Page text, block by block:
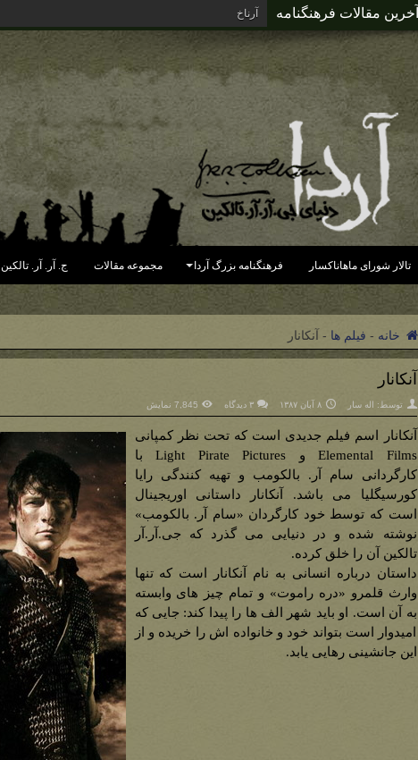
آخرین مقالات فرهنگنامه آرناخ (دره پرگل غرب میناس تی‌ریت)
تالار شورای ماهاناکسار فرهنگنامه بزرگ آردا مجموعه مقالات ج. آر. آر. تالکین
خانه - فیلم ها - آنکانار
آنکانار
توسط: اله سار ۸ آبان ۱۳۸۷ ۳ دیدگاه 7,845 نمایش
آنکانار اسم فیلم جدیدی است که تحت نظر کمپانی
Elemental Films و Light Pirate Pictures با
کارگردانی سام آر. بالکومب و تهیه کنندگی رایا
کورسیگلیا می باشد. آنکانار داستانی اوریجینال
است که توسط خود کارگردان «سام آر. بالکومب»
نوشته شده و در دنیایی می گذرد که جی.آر.آر
تالکین آن را خلق کرده.
داستان درباره انسانی به نام آنکانار است که تنها
وارث قلمرو «دره راموت» و تمام چیز های وابسته
به آن است. او باید شهر الف ها را پیدا کند: جایی که
امیدوار است بتواند خود و خانواده اش را خریده و از
این جانشینی رهایی یابد.